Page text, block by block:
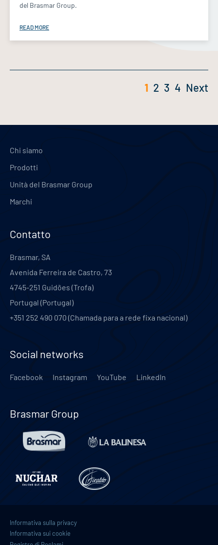
del Brasmar Group.
READ MORE
1 2 3 4 Next
Chi siamo
Prodotti
Unità del Brasmar Group
Marchi
Contatto
Brasmar, SA
Avenida Ferreira de Castro, 73
4745-251 Guidões (Trofa)
Portugal (Portugal)
+351 252 490 070 (Chamada para a rede fixa nacional)
Social networks
Facebook Instagram YouTube LinkedIn
Brasmar Group
Informativa sulla privacy
Informativa sui cookie